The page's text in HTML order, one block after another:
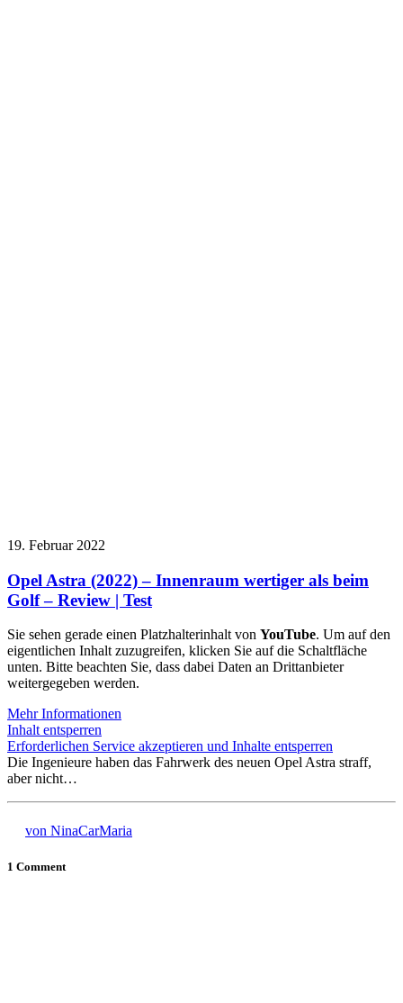
19. Februar 2022
Opel Astra (2022) – Innenraum wertiger als beim
Golf – Review | Test
Sie sehen gerade einen Platzhalterinhalt von YouTube. Um auf den
eigentlichen Inhalt zuzugreifen, klicken Sie auf die Schaltfläche
unten. Bitte beachten Sie, dass dabei Daten an Drittanbieter
weitergegeben werden.
Mehr Informationen
Inhalt entsperren
Erforderlichen Service akzeptieren und Inhalte entsperren
Die Ingenieure haben das Fahrwerk des neuen Opel Astra straff,
aber nicht…
von NinaCarMaria
1 Comment